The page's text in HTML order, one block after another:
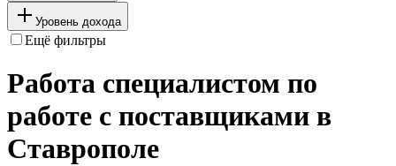
Уровень дохода
Ещё фильтры
Работа специалистом по
работе с поставщиками в
Ставрополе